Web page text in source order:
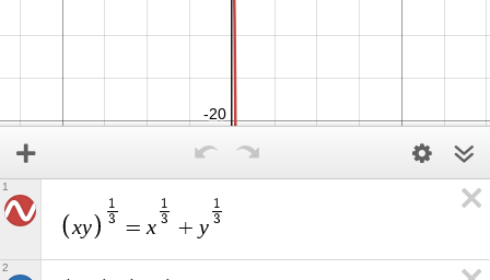
xy
1
3
= x
1
3
+ y
1
3
1
2